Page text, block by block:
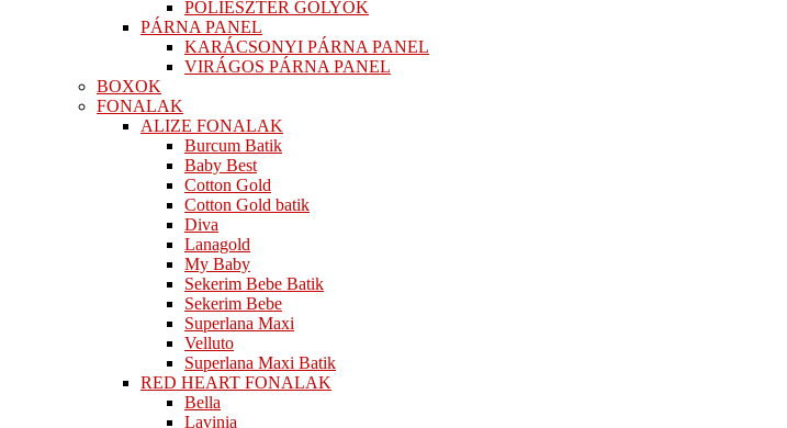
POLIÉSZTER GOLYÓK
PÁRNA PANEL
KARÁCSONYI PÁRNA PANEL
VIRÁGOS PÁRNA PANEL
BOXOK
FONALAK
ALIZE FONALAK
Burcum Batik
Baby Best
Cotton Gold
Cotton Gold batik
Diva
Lanagold
My Baby
Sekerim Bebe Batik
Sekerim Bebe
Superlana Maxi
Velluto
Superlana Maxi Batik
RED HEART FONALAK
Bella
Lavinia